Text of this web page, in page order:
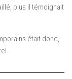
plus il témoignait
était donc,